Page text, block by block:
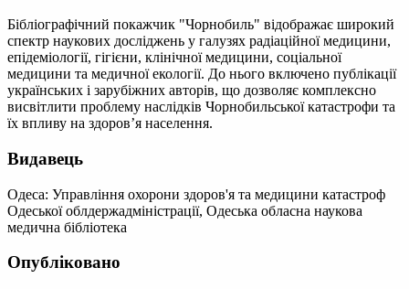
Бібліографічний покажчик "Чорнобиль" відображає широкий
спектр наукових досліджень у галузях радіаційної медицини,
епідеміології, гігієни, клінічної медицини, соціальної
медицини та медичної екології. До нього включено публікації
українських і зарубіжних авторів, що дозволяє комплексно
висвітлити проблему наслідків Чорнобильської катастрофи та
їх впливу на здоров’я населення.
Видавець
Одеса: Управління охорони здоров'я та медицини катастроф
Одеської облдержадміністрації, Одеська обласна наукова
медична бібліотека
Опубліковано